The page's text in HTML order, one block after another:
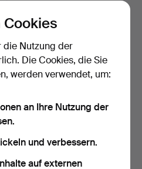
die Nutzung der
Die Cookies, die Sie
werden verwendet, um:
an Ihre Nutzung der
und verbessern.
auf externen